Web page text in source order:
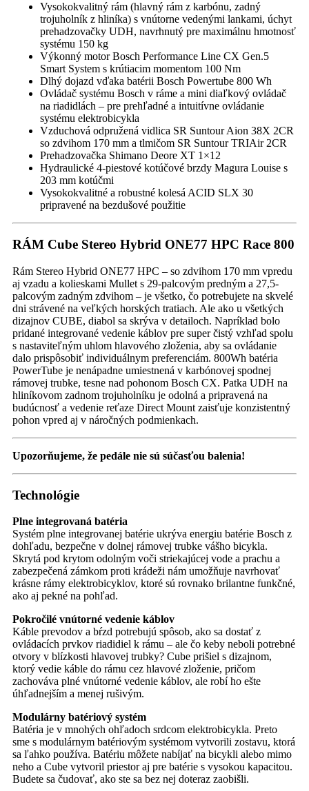
Vysokokvalitný rám (hlavný rám z karbónu, zadný
trojuholník z hliníka) s vnútorne vedenými lankami, úchyt
prehadzovačky UDH, navrhnutý pre maximálnu hmotnosť
systému 150 kg
Výkonný motor Bosch Performance Line CX Gen.5
Smart System s krútiacim momentom 100 Nm
Dlhý dojazd vďaka batérii Bosch Powertube 800 Wh
Ovládač systému Bosch v ráme a mini diaľkový ovládač
na riadidlách – pre prehľadné a intuitívne ovládanie
systému elektrobicykla
Vzduchová odpružená vidlica SR Suntour Aion 38X 2CR
so zdvihom 170 mm a tlmičom SR Suntour TRIAir 2CR
Prehadzovačka Shimano Deore XT 1×12
Hydraulické 4-piestové kotúčové brzdy Magura Louise s
203 mm kotúčmi
Vysokokvalitné a robustné kolesá ACID SLX 30
pripravené na bezdušové použitie
RÁM Cube Stereo Hybrid ONE77 HPC Race 800
Rám Stereo Hybrid ONE77 HPC – so zdvihom 170 mm vpredu
aj vzadu a kolieskami Mullet s 29-palcovým predným a 27,5-
palcovým zadným zdvihom – je všetko, čo potrebujete na skvelé
dni strávené na veľkých horských tratiach. Ale ako u všetkých
dizajnov CUBE, diabol sa skrýva v detailoch. Napríklad bolo
pridané integrované vedenie káblov pre super čistý vzhľad spolu
s nastaviteľným uhlom hlavového zloženia, aby sa ovládanie
dalo prispôsobiť individuálnym preferenciám. 800Wh batéria
PowerTube je nenápadne umiestnená v karbónovej spodnej
rámovej trubke, tesne nad pohonom Bosch CX. Patka UDH na
hliníkovom zadnom trojuholníku je odolná a pripravená na
budúcnosť a vedenie reťaze Direct Mount zaisťuje konzistentný
pohon vpred aj v náročných podmienkach.
Upozorňujeme, že pedále nie sú súčasťou balenia!
Technológie
Plne integrovaná batéria
Systém plne integrovanej batérie ukrýva energiu batérie Bosch z
dohľadu, bezpečne v dolnej rámovej trubke vášho bicykla.
Skrytá pod krytom odolným voči striekajúcej vode a prachu a
zabezpečená zámkom proti krádeži nám umožňuje navrhovať
krásne rámy elektrobicyklov, ktoré sú rovnako brilantne funkčné,
ako aj pekné na pohľad.
Pokročilé vnútorné vedenie káblov
Káble prevodov a bŕzd potrebujú spôsob, ako sa dostať z
ovládacích prvkov riadidiel k rámu – ale čo keby neboli potrebné
otvory v blízkosti hlavovej trubky? Cube prišiel s dizajnom,
ktorý vedie káble do rámu cez hlavové zloženie, pričom
zachováva plné vnútorné vedenie káblov, ale robí ho ešte
úhľadnejším a menej rušivým.
Modulárny batériový systém
Batéria je v mnohých ohľadoch srdcom elektrobicykla. Preto
sme s modulárnym batériovým systémom vytvorili zostavu, ktorá
sa ľahko používa. Batériu môžete nabíjať na bicykli alebo mimo
neho a Cube vytvoril priestor aj pre batérie s vysokou kapacitou.
Budete sa čudovať, ako ste sa bez nej doteraz zaobišli.